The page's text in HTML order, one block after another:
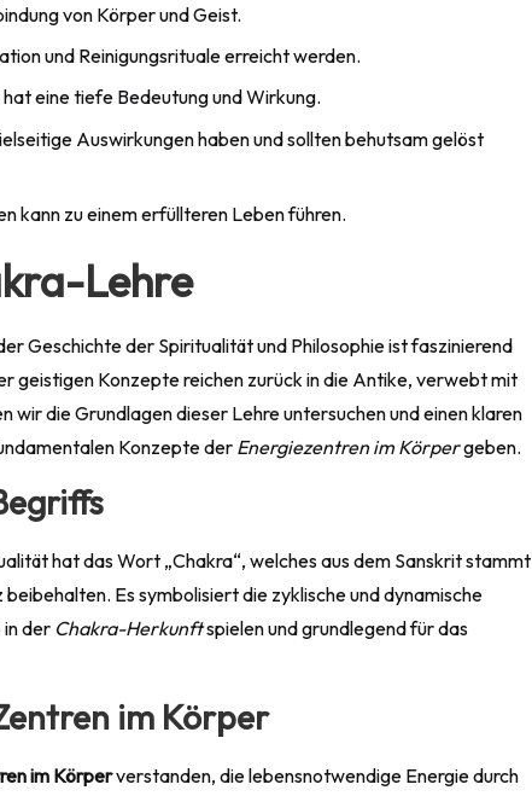
von Körper und Geist.
und Reinigungsrituale erreicht werden.
eine tiefe Bedeutung und Wirkung.
Auswirkungen haben und sollten behutsam gelöst
kann zu einem erfüllteren Leben führen.
Lehre
Geschichte der Spiritualität und Philosophie ist faszinierend
geistigen Konzepte reichen zurück in die Antike, verwebt mit
wir die Grundlagen dieser Lehre untersuchen und einen klaren
Konzepte derEnergiezentren im Körpergeben.
hat das Wort „Chakra“, welches aus dem Sanskrit stammt
Es symbolisiert die zyklische und dynamische
der Chakra-Herkunftspielen und grundlegend für das
im Körper
im Körperverstanden, die lebensnotwendige Energie durch